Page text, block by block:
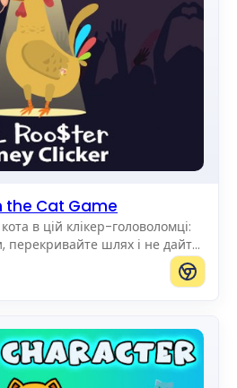
the Cat Game
в цій клікер-головоломці:
перекривайте шлях і не дайте